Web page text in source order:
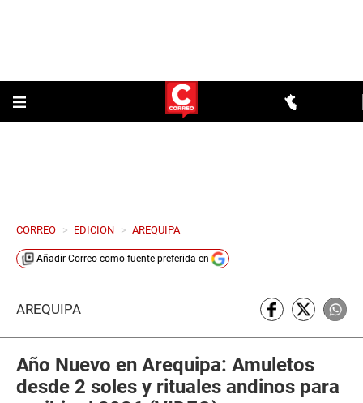
CORREO > EDICION > AREQUIPA
Añadir Correo como fuente preferida en
AREQUIPA
Año Nuevo en Arequipa: Amuletos
desde 2 soles y rituales andinos para